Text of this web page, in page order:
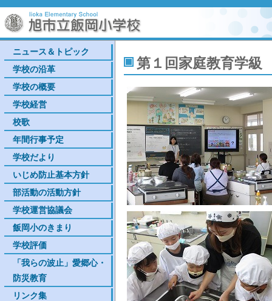
ニュース＆トピック
学校の沿革
学校の概要
学校経営
校歌
年間行事予定
学校だより
いじめ防止基本方針
部活動の活動方針
学校運営協議会
飯岡小のきまり
学校評価
「我らの波止」愛郷心・
防災教育
リンク集
第１回家庭教育学級